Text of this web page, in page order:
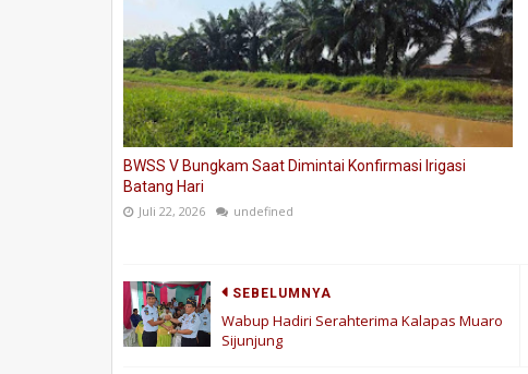
BWSS V Bungkam Saat Dimintai Konfirmasi Irigasi
Batang Hari
Juli 22, 2026 undefined
SEBELUMNYA
Wabup Hadiri Serahterima Kalapas Muaro
Sijunjung